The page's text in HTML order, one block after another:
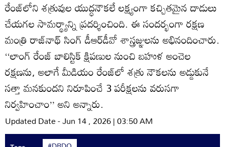
రేంజ్‌లోని శత్రువుల యుద్ధనౌకలే లక్ష్యంగా కచ్చితమైన దాడులు
చేయగల సామర్థ్యాన్ని ప్రదర్శించింది. ఈ సందర్భంగా రక్షణ
మంత్రి రాజ్‌నాథ్‌ సింగ్‌ డీఆర్‌డీవో శాస్త్రజ్ఞులను అభినందించారు.
‘‘లాంగ్‌ రేంజ్‌ బాలిస్టిక్‌ క్షిపణుల నుంచి బహుళ అంచెల
రక్షణను, అలాగే మీడియం రేంజ్‌లో శత్రు నౌకలను అడ్డుకునే
సత్తా మనకుందని నిరూపించే 3 పరీక్షలను వరుసగా
నిర్వహించాం’’ అని అన్నారు.
Updated Date - Jun 14 , 2026 | 03:50 AM